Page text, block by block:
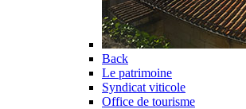
Back
Le patrimoine
Syndicat viticole
Office de tourisme